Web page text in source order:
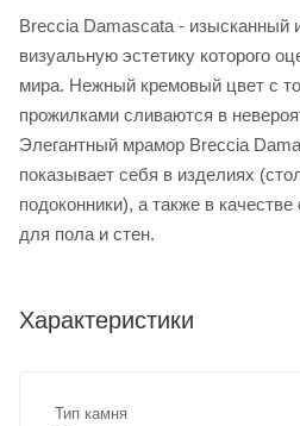
Breccia Damascata - изысканный
визуальную эстетику которого
мира. Нежный кремовый цвет с
прожилками сливаются в
Элегантный мрамор Breccia
показывает себя в изделиях
подоконники), а также в
для пола и стен.
Характеристики
Тип камня